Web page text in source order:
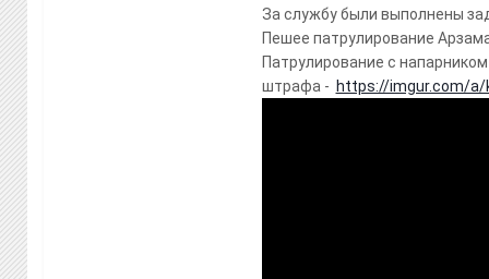
За службу были выполнены
Пешее патрулирование
Патрулирование с
штрафа - https://imgur.com/a/